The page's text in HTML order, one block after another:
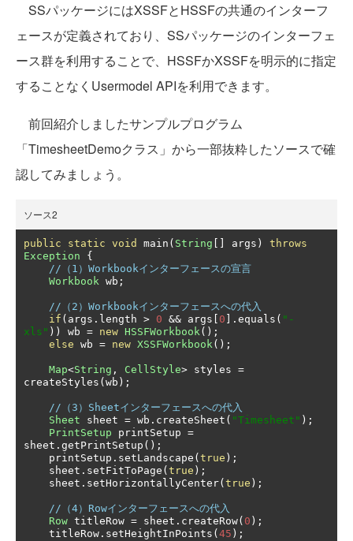
SSパッケージにはXSSFとHSSFの共通のインターフ
ェースが定義されており、SSパッケージのインターフェ
ース群を利用することで、HSSFかXSSFを明示的に指定
することなくUsermodel APIを利用できます。
前回紹介しましたサンプルプログラム
「TimesheetDemoクラス」から一部抜粋したソースで確
認してみましょう。
ソース2
public static void main ( String args )
throws
Exception
{
//（1）Workbookインターフェースの宣言
Workbook wb ;
//（2）Workbookインターフェースへの代入
if ( args . length > 0 && args 0 ]. equals ( "-
xls" )) wb = new HSSFWorkbook();
else wb = new XSSFWorkbook();
Map<String , CellStyle> styles =
createStyles ( wb );
//（3）Sheetインターフェースへの代入
Sheet sheet = wb . createSheet ( "Timesheet" );
PrintSetup printSetup =
sheet . getPrintSetup ();
    printSetup
. setLandscape ( true );
    sheet
. setFitToPage ( true );
    sheet
. setHorizontallyCenter( true );
//（4）Rowインターフェースへの代入
Row titleRow = sheet . createRow( 0 );
    titleRow
. setHeightInPoints ( 45 );